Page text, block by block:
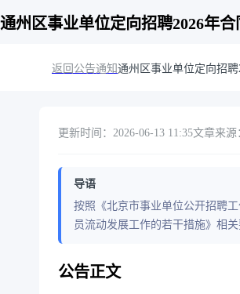
通州区事业单位定向招聘2026年
返回公告通知通州区事业单位定向招
更新时间：2026-06-13 11:35文章来源
导语
按照《北京市事业单位公开招聘
员流动发展工作的若干措施》相
公告正文